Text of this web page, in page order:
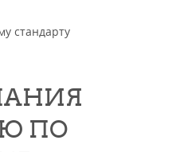
стандарту
ПО